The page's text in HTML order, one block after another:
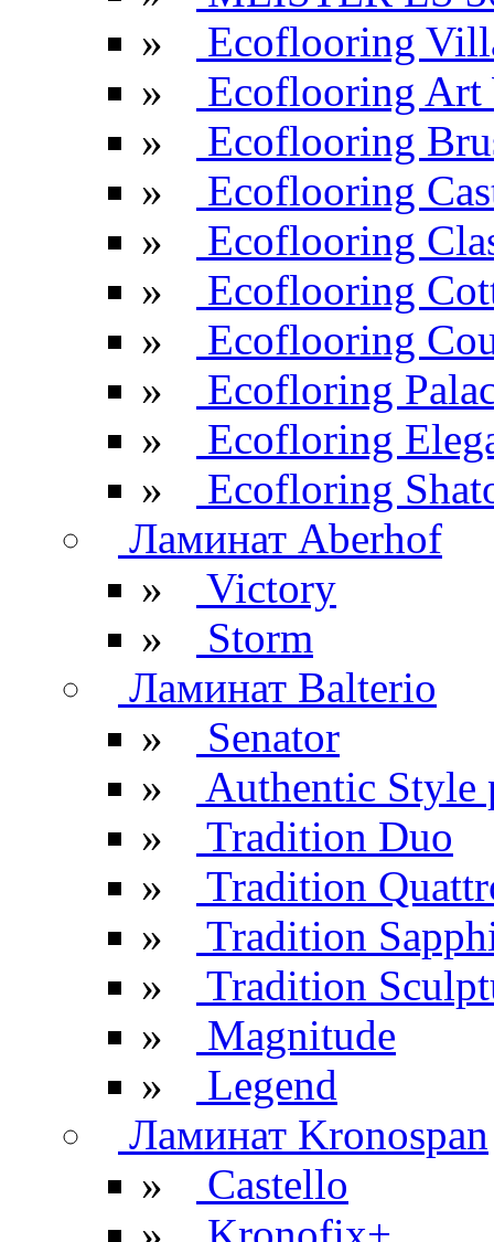
»
Ecoflooring
»
Ecoflooring Art
»
Ecoflooring
»
Ecoflooring
»
Ecoflooring
»
Ecoflooring
»
Ecoflooring
»
Ecofloring
»
Ecofloring
»
Ecofloring
Ламинат Aberhof
»
Victory
»
Storm
Ламинат Balterio
»
Senator
»
Authentic Style
»
Tradition Duo
»
Tradition
»
Tradition
»
Tradition
»
Magnitude
»
Legend
Ламинат Kronospan
»
Castello